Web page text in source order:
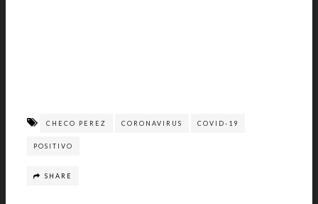
CHECO PEREZ CORONAVIRUS COVID-19
POSITIVO
SHARE